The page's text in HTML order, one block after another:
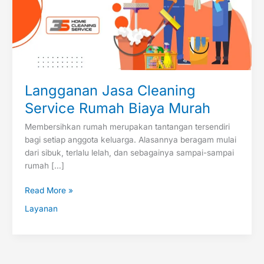
Langganan Jasa Cleaning
Service Rumah Biaya Murah
Membersihkan rumah merupakan tantangan tersendiri
bagi setiap anggota keluarga. Alasannya beragam mulai
dari sibuk, terlalu lelah, dan sebagainya sampai-sampai
rumah […]
Read More »
Layanan